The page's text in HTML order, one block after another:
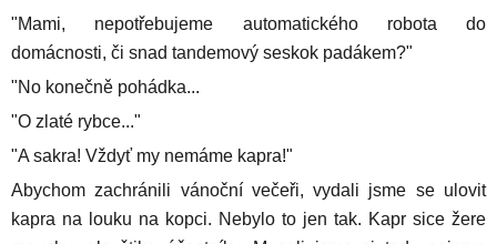
"Mami, nepotřebujeme automatického robota do
domácnosti, či snad tandemový seskok padákem?"
"No konečně pohádka...
"O zlaté rybce..."
"A sakra! Vždyť my nemáme kapra!"
Abychom zachránili vánoční večeři, vydali jsme se ulovit
kapra na louku na kopci. Nebylo to jen tak. Kapr sice žere